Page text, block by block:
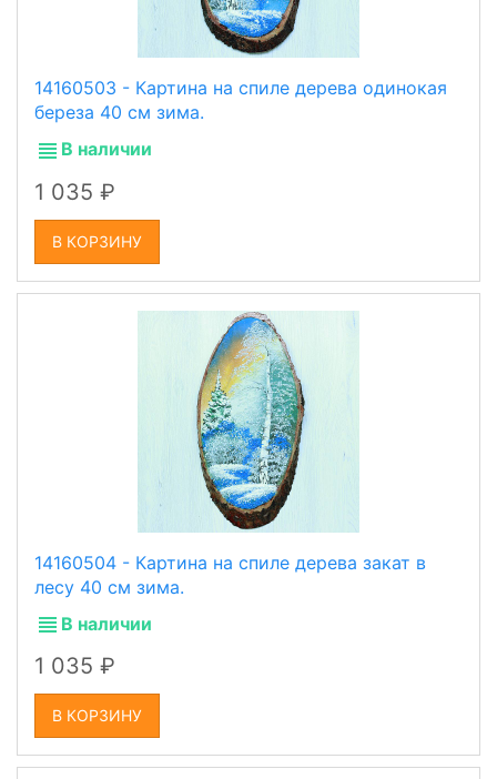
14160503 - Картина на спиле дерева одинокая
береза 40 см зима.
В наличии
1 035
В КОРЗИНУ
14160504 - Картина на спиле дерева закат в
лесу 40 см зима.
В наличии
1 035
В КОРЗИНУ